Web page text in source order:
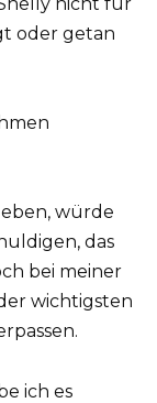
oder getan
würde
das
bei meiner
wichtigsten
ich es